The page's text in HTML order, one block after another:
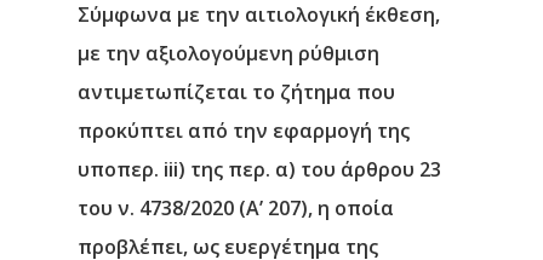
Σύμφωνα με την αιτιολογική έκθεση,
με την αξιολογούμενη ρύθμιση
αντιμετωπίζεται το ζήτημα που
προκύπτει από την εφαρμογή της
υποπερ. iii) της περ. α) του άρθρου 23
του ν. 4738/2020 (Α’ 207), η οποία
προβλέπει, ως ευεργέτημα της